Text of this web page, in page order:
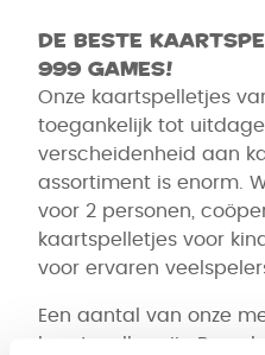
De beste
999 Games!
Onze kaartspelletjes
toegankelijk tot
verscheidenheid aan
assortiment is enorm.
voor 2 personen,
kaartspelletjes voor
voor ervaren
Een aantal van onze
kaartspellen zijn